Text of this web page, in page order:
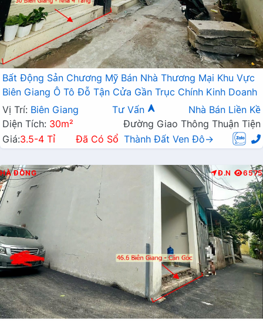
Bất Động Sản Chương Mỹ Bán Nhà Thương Mại Khu Vực
Biên Giang Ô Tô Đỗ Tận Cửa Gần Trục Chính Kinh Doanh
Vị Trí: Biên Giang Tư Vấn
Nhà Bán Liền Kề
Diện Tích: 30m²
Đường Giao Thông Thuận Tiện
Giá:3.5-4 Tỉ Đã Có Sổ Thành Đất Ven Đô→
HÀ ĐÔNG Đ.N 6575